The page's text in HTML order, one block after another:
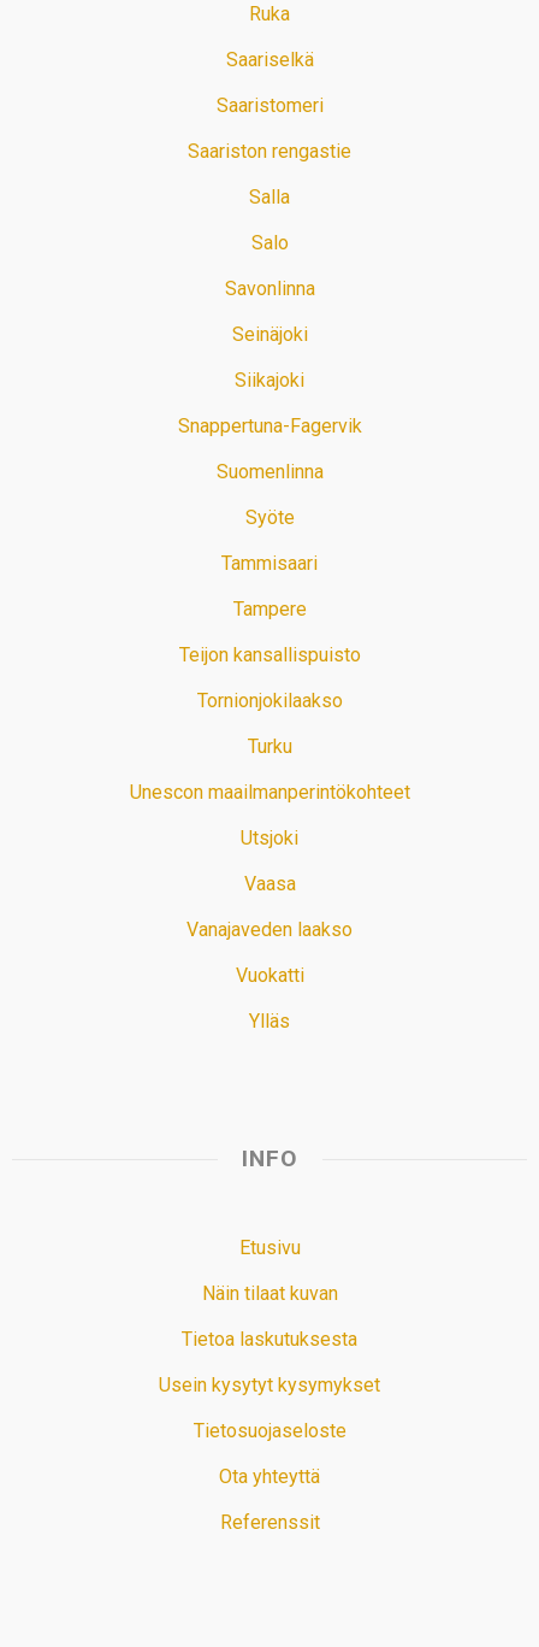
Ruka
Saariselkä
Saaristomeri
Saariston rengastie
Salla
Salo
Savonlinna
Seinäjoki
Siikajoki
Snappertuna-Fagervik
Suomenlinna
Syöte
Tammisaari
Tampere
Teijon kansallispuisto
Tornionjokilaakso
Turku
Unescon maailmanperintökohteet
Utsjoki
Vaasa
Vanajaveden laakso
Vuokatti
Ylläs
INFO
Etusivu
Näin tilaat kuvan
Tietoa laskutuksesta
Usein kysytyt kysymykset
Tietosuojaseloste
Ota yhteyttä
Referenssit